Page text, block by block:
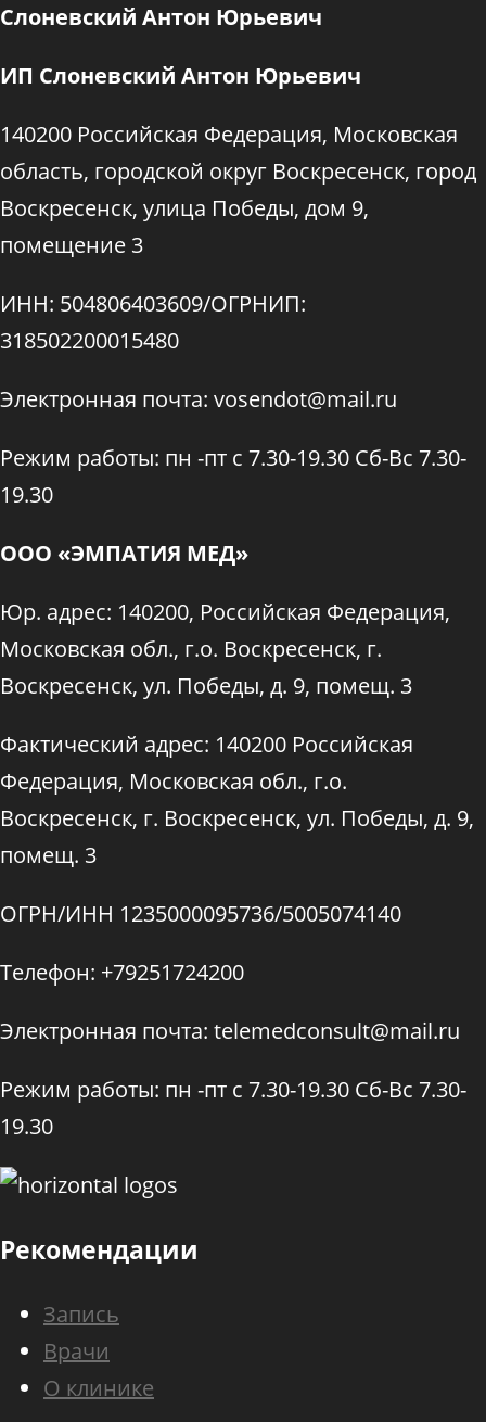
Слоневский Антон Юрьевич
ИП Слоневский Антон Юрьевич
140200 Российская Федерация, Московская
область, городской округ Воскресенск, город
Воскресенск, улица Победы, дом 9,
помещение 3
ИНН: 504806403609/ОГРНИП:
318502200015480
Электронная почта: vosendot@mail.ru
Режим работы: пн -пт с 7.30-19.30 Сб-Вс 7.30-
19.30
ООО «ЭМПАТИЯ МЕД»
Юр. адрес: 140200, Российская Федерация,
Московская обл., г.о. Воскресенск, г.
Воскресенск, ул. Победы, д. 9, помещ. 3
Фактический адрес: 140200 Российская
Федерация, Московская обл., г.о.
Воскресенск, г. Воскресенск, ул. Победы, д. 9,
помещ. 3
ОГРН/ИНН 1235000095736/5005074140
Телефон: +79251724200
Электронная почта: telemedconsult@mail.ru
Режим работы: пн -пт с 7.30-19.30 Сб-Вс 7.30-
19.30
Рекомендации
Запись
Врачи
О клинике